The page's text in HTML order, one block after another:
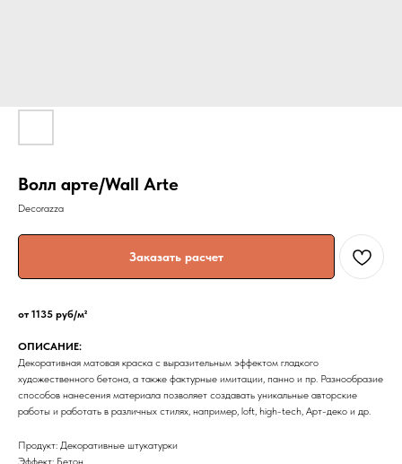
Волл арте/Wall Arte
Decorazza
Заказать расчет
от 1135 руб/м²
ОПИСАНИЕ:
Декоративная матовая краска с выразительным эффектом гладкого
художественного бетона, а также фактурные имитации, панно и пр. Разнообразие
способов нанесения материала позволяет создавать уникальные авторские
работы и работать в различных стилях, например, loft, high-tech, Арт-деко и др.
Продукт: Декоративные штукатурки
Эффект: Бетон